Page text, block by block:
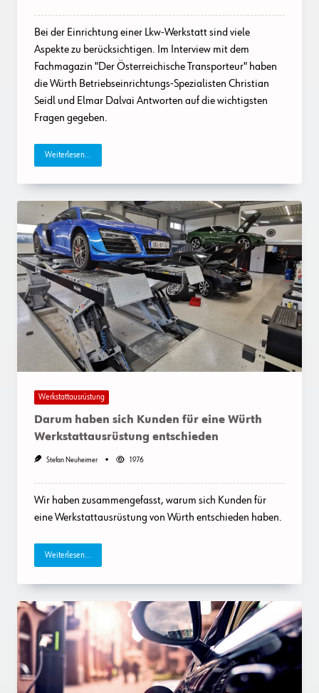
Spezialisten
Verraten
Ihre
Besten
Bei der Einrichtung einer Lkw-Werkstatt sind viele
Aspekte zu berücksichtigen. Im Interview mit dem
Fachmagazin "Der Österreichische Transporteur" haben
die Würth Betriebseinrichtungs-Spezialisten Christian
Seidl und Elmar Dalvai Antworten auf die wichtigsten
Fragen gegeben.
Weiterlesen...
Werkstattausrüstung
Darum haben sich Kunden für eine Würth
Werkstattausrüstung entschieden
Stefan Neuheimer 1976
Wir haben zusammengefasst, warum sich Kunden für
eine Werkstattausrüstung von Würth entschieden haben.
Weiterlesen...